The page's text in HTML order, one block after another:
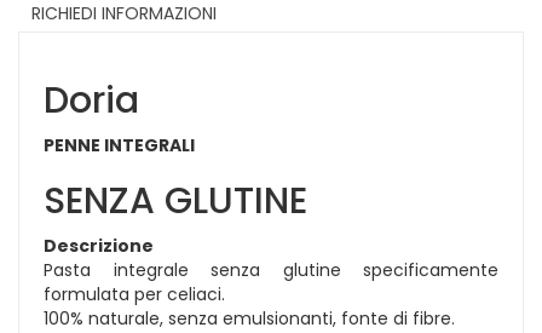
RICHIEDI INFORMAZIONI
Doria
PENNE INTEGRALI
SENZA GLUTINE
Descrizione
Pasta integrale senza glutine specificamente
formulata per celiaci.
100% naturale, senza emulsionanti, fonte di fibre.